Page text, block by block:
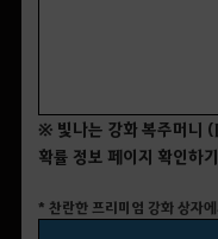
※ 빛나는 강화 복주머니
확률 정보 페이지 확인하기
* 찬란한 프리미엄 강화 상자